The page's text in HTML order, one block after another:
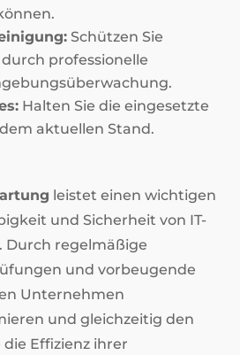
Schützen Sie
professionelle
Halten Sie die eingesetzte
aktuellen Stand.
leistet einen wichtigen
und Sicherheit von IT-
Durch regelmäßige
und vorbeugende
Unternehmen
und gleichzeitig den
Effizienz ihrer